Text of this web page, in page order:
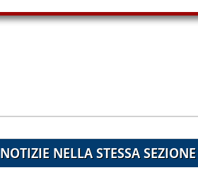
NOTIZIE NELLA STESSA SEZIONE